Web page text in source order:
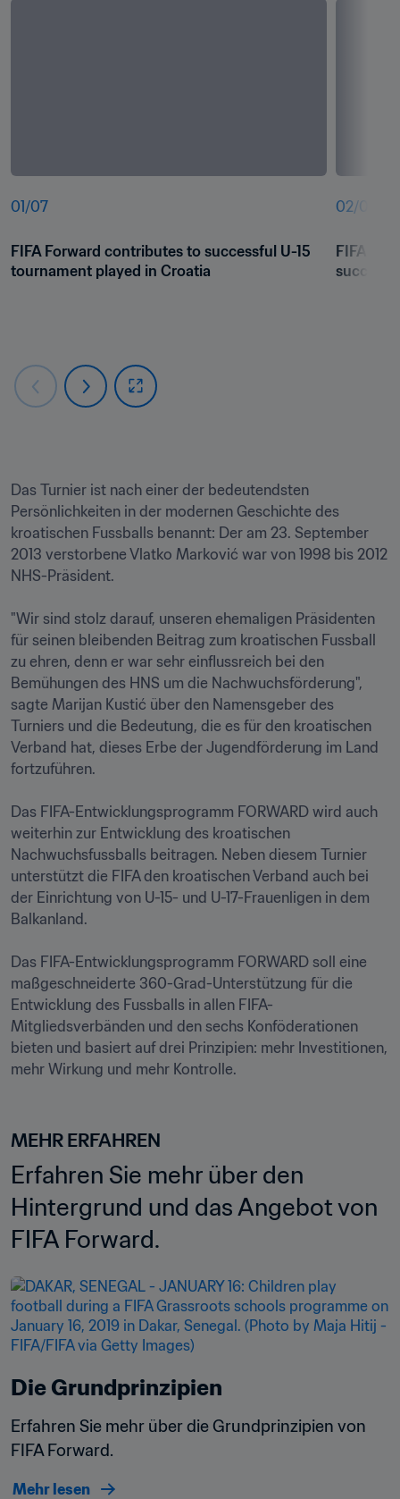
01 /07
FIFA Forward contributes to successful U-15
tournament played in Croatia
02/07
FIFA
Das Turnier ist nach einer der bedeutendsten
Persönlichkeiten in der modernen Geschichte des
kroatischen Fussballs benannt: Der am 23. September
2013 verstorbene Vlatko Marković war von 1998 bis 2012
NHS-Präsident.
"Wir sind stolz darauf, unseren ehemaligen Präsidenten
für seinen bleibenden Beitrag zum kroatischen Fussball
zu ehren, denn er war sehr einflussreich bei den
Bemühungen des HNS um die Nachwuchsförderung",
sagte Marijan Kustić über den Namensgeber des
Turniers und die Bedeutung, die es für den kroatischen
Verband hat, dieses Erbe der Jugendförderung im Land
fortzuführen.
Das FIFA-Entwicklungsprogramm FORWARD wird auch
weiterhin zur Entwicklung des kroatischen
Nachwuchsfussballs beitragen. Neben diesem Turnier
unterstützt die FIFA den kroatischen Verband auch bei
der Einrichtung von U-15- und U-17-Frauenligen in dem
Balkanland.
Das FIFA-Entwicklungsprogramm FORWARD soll eine
maßgeschneiderte 360-Grad-Unterstützung für die
Entwicklung des Fussballs in allen FIFA-
Mitgliedsverbänden und den sechs Konföderationen
bieten und basiert auf drei Prinzipien: mehr Investitionen,
mehr Wirkung und mehr Kontrolle.
MEHR ERFAHREN
Erfahren Sie mehr über den
Hintergrund und das Angebot von
FIFA Forward.
Die Grundprinzipien
Erfahren Sie mehr über die Grundprinzipien von
FIFA Forward.
Mehr lesen